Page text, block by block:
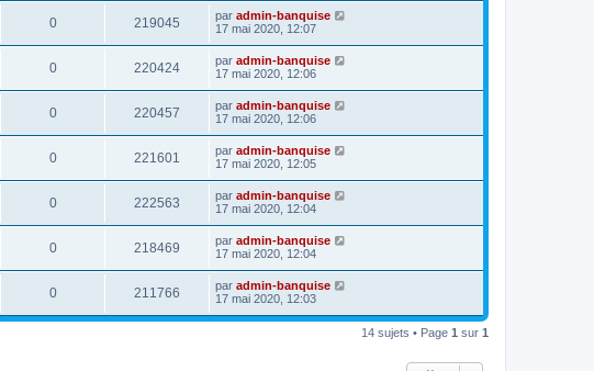
0 219045 par admin-banquise
17 mai 2020, 12:07
0 220424 par admin-banquise
17 mai 2020, 12:06
0 220457 par admin-banquise
17 mai 2020, 12:06
0 221601 par admin-banquise
17 mai 2020, 12:05
0 222563 par admin-banquise
17 mai 2020, 12:04
0 218469 par admin-banquise
17 mai 2020, 12:04
0 211766 par admin-banquise
17 mai 2020, 12:03
14 sujets • Page 1 sur 1